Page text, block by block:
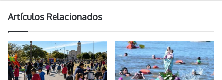
Artículos Relacionados